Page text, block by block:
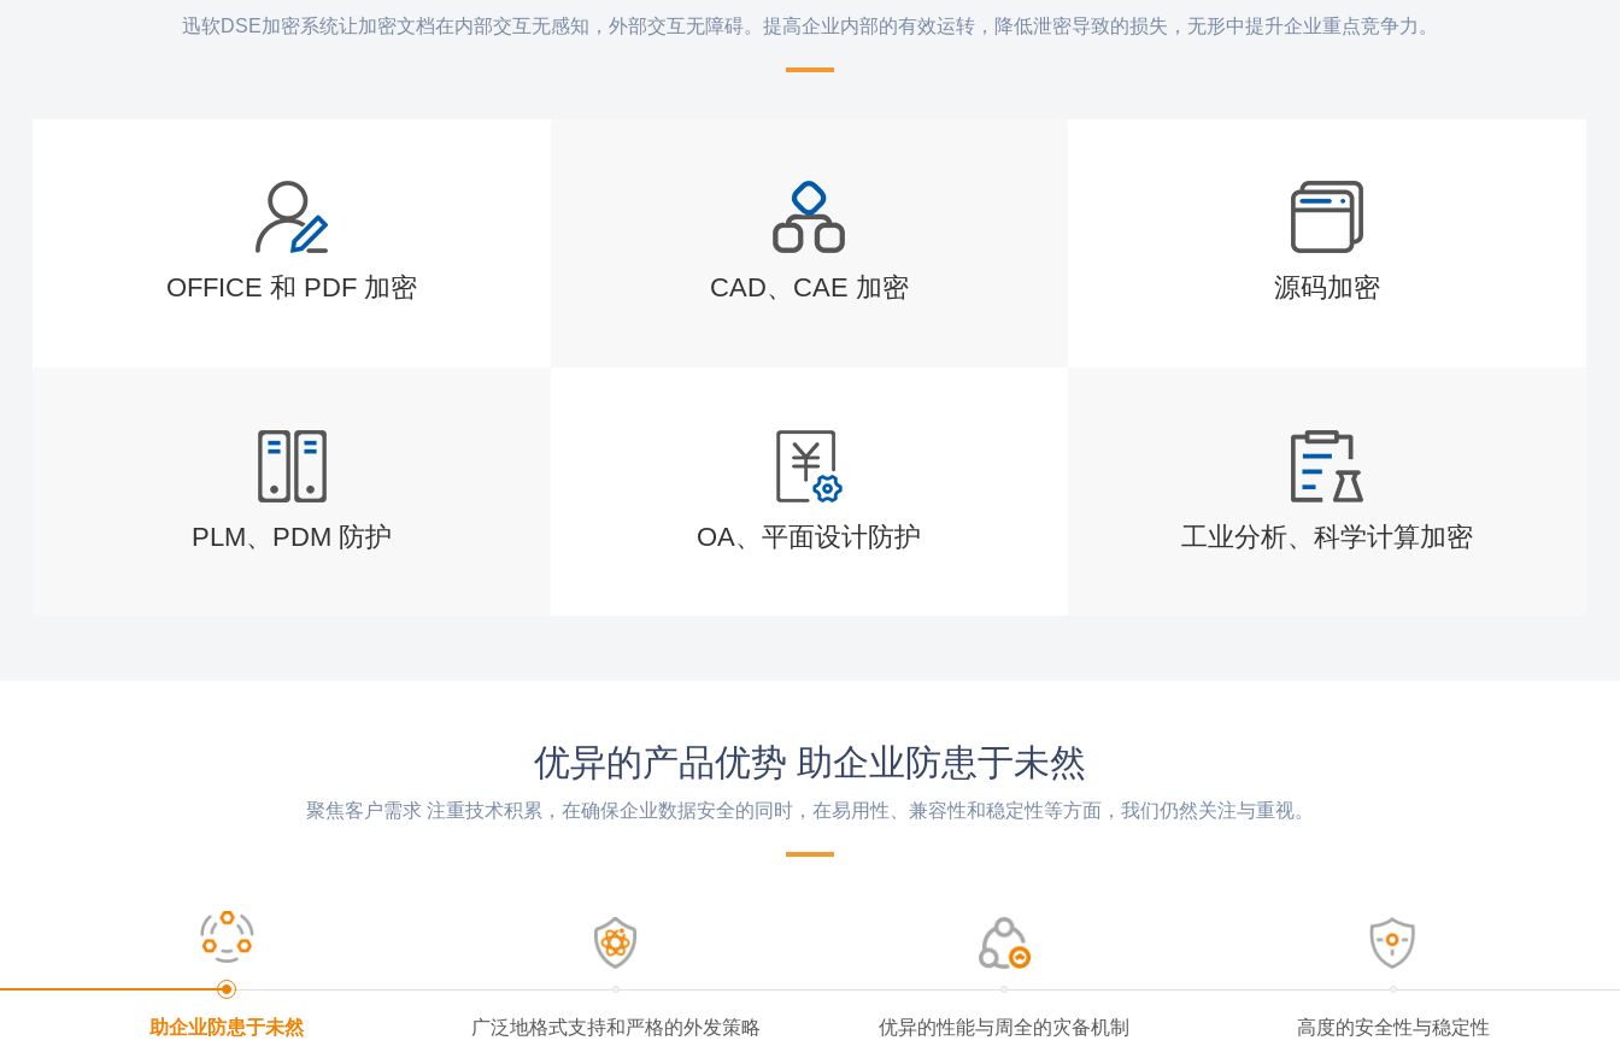
迅软DSE加密系统让加密文档在内部交互无感知，外部交互无障碍。提高企业内部的有效运转，降低泄密导致的损失，无形中提升企业重点竞争力。
OFFICE 和 PDF 加密 CAD、CAE 加密 源码加密
PLM、PDM 防护 OA、平面设计防护 工业分析、科学计算加密
优异的产品优势 助企业防患于未然
聚焦客户需求 注重技术积累，在确保企业数据安全的同时，在易用性、兼容性和稳定性等方面，我们仍然关注与重视。
助企业防患于未然 广泛地格式支持和严格的外发策略 优异的性能与周全的灾备机制 高度的安全性与稳定性